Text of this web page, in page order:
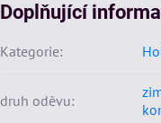
Doplňující
Kategorie:
druh oděvu: